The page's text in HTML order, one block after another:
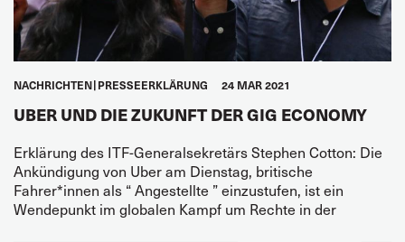
NACHRICHTEN PRESSEERKLÄRUNG 24 MAR 2021
UBER UND DIE ZUKUNFT DER GIG ECONOMY
Erklärung des ITF-Generalsekretärs Stephen Cotton: Die
Ankündigung von Uber am Dienstag, britische
Fahrer*innen als “ Angestellte ” einzustufen, ist ein
Wendepunkt im globalen Kampf um Rechte in der